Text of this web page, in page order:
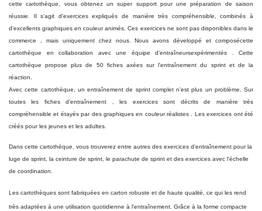
cette cartothèque, vous obtenez un super support pour une préparation de saison
réussie. Il s'agit d'exercices expliqués de manière très compréhensible, combinés à
d'excellents graphiques en couleur animés. Ces exercices ne sont pas disponibles dans le
commerce , mais uniquement chez nous. Nous avonsdéveloppé et composécette
cartothèque en collaboration avec une équipe d'entraîneursexpérimentés . Cette
cartothèque proposeplus de 50 fiches axées sur l'entraînement du sprint et de la
réaction.
Avec cette cartothèque, un entraînement de sprint complet n'est plus un problème. Sur
toutes les fiches d'entraînement
, les exercices sont décrits de manière très
compréhensible et étayéspar des graphiques en couleur réalistes . Les exercices ont été
créés pour les jeunes et les adultes.
Dans cette cartothèque, vous trouverez entre autres des exercices d'entraînement pour la
luge de sprint, la ceinture de sprint, le parachute de sprint et des exercices avec l'échelle
de coordination.
Les cartothèques sont fabriquées en carton robuste et de haute qualité, ce qui les rend
très adaptées à une utilisation quotidienne à l'entraînement. Grâce à la forme compacte